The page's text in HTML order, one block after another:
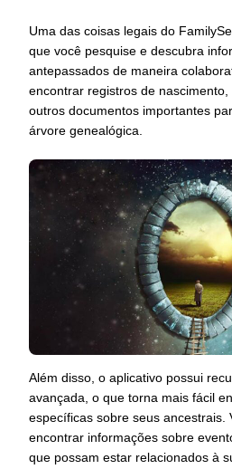
Uma das coisas legais do
que você pesquise e descubra
antepassados de maneira
encontrar registros de
outros documentos importantes
árvore genealógica.
Além disso, o aplicativo possui
avançada, o que torna mais fácil
específicas sobre seus ancestrais.
encontrar informações sobre
que possam estar relacionados à